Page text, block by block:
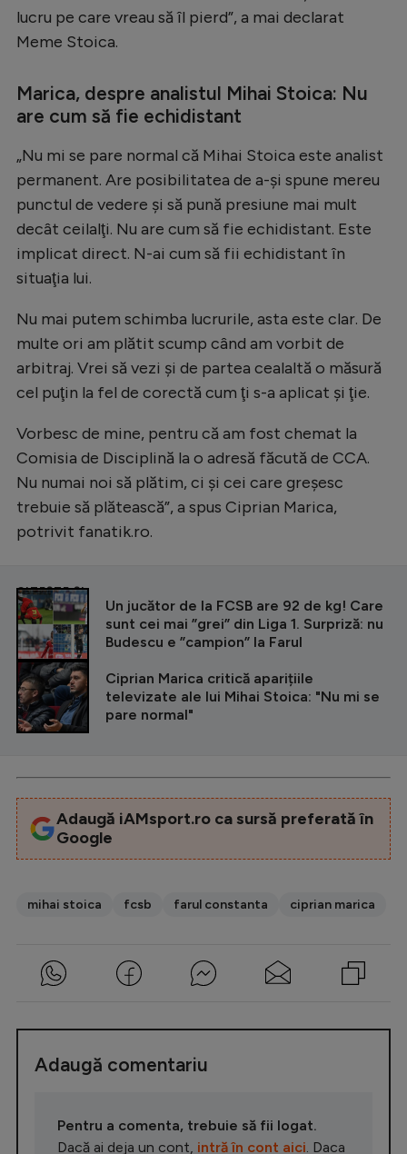
lucru pe care vreau să îl pierd”, a mai declarat
Meme Stoica.
Marica, despre analistul Mihai Stoica: Nu
are cum să fie echidistant
„Nu mi se pare normal că Mihai Stoica este analist
permanent. Are posibilitatea de a-şi spune mereu
punctul de vedere şi să pună presiune mai mult
decât ceilalţi. Nu are cum să fie echidistant. Este
implicat direct. N-ai cum să fii echidistant în
situaţia lui.
Nu mai putem schimba lucrurile, asta este clar. De
multe ori am plătit scump când am vorbit de
arbitraj. Vrei să vezi și de partea cealaltă o măsură
cel puţin la fel de corectă cum ţi s-a aplicat şi ţie.
Vorbesc de mine, pentru că am fost chemat la
Comisia de Disciplină la o adresă făcută de CCA.
Nu numai noi să plătim, ci şi cei care greşesc
trebuie să plătească”, a spus Ciprian Marica,
potrivit fanatik.ro.
CITEȘTE ȘI
Un jucător de la FCSB are 92 de kg! Care
sunt cei mai ”grei” din Liga 1. Surpriză: nu
Budescu e ”campion” la Farul
Ciprian Marica critică aparițiile
televizate ale lui Mihai Stoica: "Nu mi se
pare normal"
Adaugă iAMsport.ro ca sursă preferată în
Google
mihai stoica fcsb farul constanta ciprian marica
Adaugă comentariu
Pentru a comenta, trebuie să fii logat.
Dacă ai deja un cont, intră în cont aici . Daca